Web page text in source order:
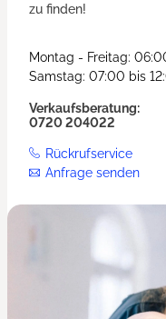
zu finden!
Montag - Freitag:
Samstag: 07:00 bis
Verkaufsberatung:
0720 204022
Rückrufservice
Anfrage senden